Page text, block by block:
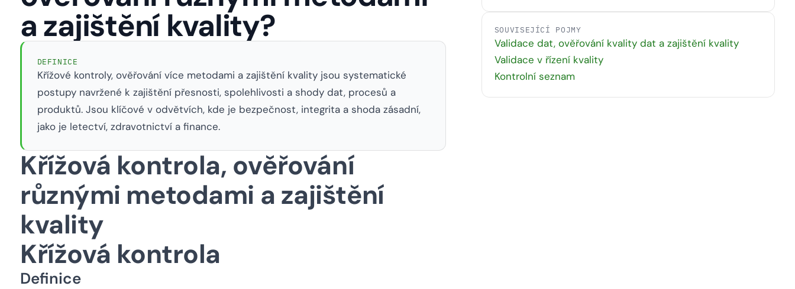
a zajištění kvality?
DEFINICE
Křížové kontroly, ověřování více metodami a zajištění kvality jsou systematické
postupy navržené k zajištění přesnosti, spolehlivosti a shody dat, procesů a
produktů. Jsou klíčové v odvětvích, kde je bezpečnost, integrita a shoda zásadní,
jako je letectví, zdravotnictví a finance.
Křížová kontrola, ověřování
různými metodami a zajištění
kvality
Křížová kontrola
Definice
SOUVISEJÍCÍ POJMY
Validace dat, ověřování kvality dat a zajištění kvality
Validace v řízení kvality
Kontrolní seznam